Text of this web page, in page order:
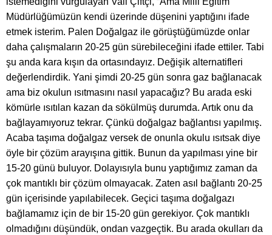
Müdürlüğümüzün kendi üzerinde düşenini yaptığını ifade
etmek isterim. Palen Doğalgaz ile görüştüğümüzde onlar
daha çalışmaların 20-25 gün sürebileceğini ifade ettiler. Tabi
şu anda kara kışın da ortasındayız. Değişik alternatifleri
değerlendirdik. Yani şimdi 20-25 gün sonra gaz bağlanacak
ama biz okulun ısıtmasını nasıl yapacağız? Bu arada eski
kömürle ısıtılan kazan da sökülmüş durumda. Artık onu da
bağlayamıyoruz tekrar. Çünkü doğalgaz bağlantısı yapılmış.
Acaba taşıma doğalgaz versek de onunla okulu ısıtsak diye
öyle bir çözüm arayışına gittik. Bunun da yapılması yine bir
15-20 günü buluyor. Dolayısıyla bunu yaptığımız zaman da
çok mantıklı bir çözüm olmayacak. Zaten asıl bağlantı 20-25
gün içerisinde yapılabilecek. Geçici taşıma doğalgazı
bağlamamız için de bir 15-20 gün gerekiyor. Çok mantıklı
olmadığını düşündük, ondan vazgeçtik. Bu arada okulları da